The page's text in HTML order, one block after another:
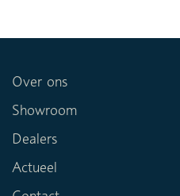
Over ons
Showroom
Dealers
Actueel